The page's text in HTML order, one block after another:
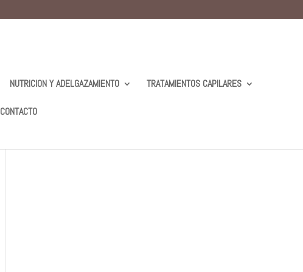
NUTRICION Y ADELGAZAMIENTO TRATAMIENTOS CAPILARES
CONTACTO